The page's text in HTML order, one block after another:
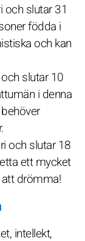
och slutar 31
födda i
och kan
slutar 10
i denna
och slutar 18
ett mycket
drömma!
intellekt,